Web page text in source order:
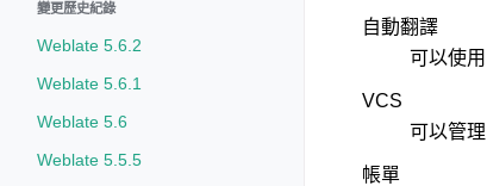
變更歷史紀錄
Weblate 5.6.2
Weblate 5.6.1
Weblate 5.6
Weblate 5.5.5
自動翻譯
可以使
VCS
可以管
帳單